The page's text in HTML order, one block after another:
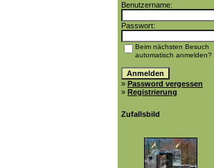
Benutzername:
Passwort:
Beim nächsten Besuch
automatisch anmelden?
» Password vergessen
» Registrierung
Zufallsbild